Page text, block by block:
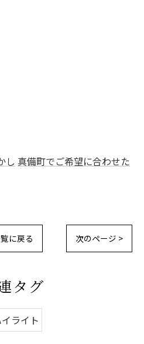
し 真備町でご希望に合わせた
に戻る 次のページ >
タグ
ライト